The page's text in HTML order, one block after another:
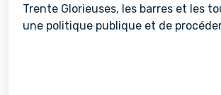
Trente Glorieuses, les barres et les
une politique publique et de